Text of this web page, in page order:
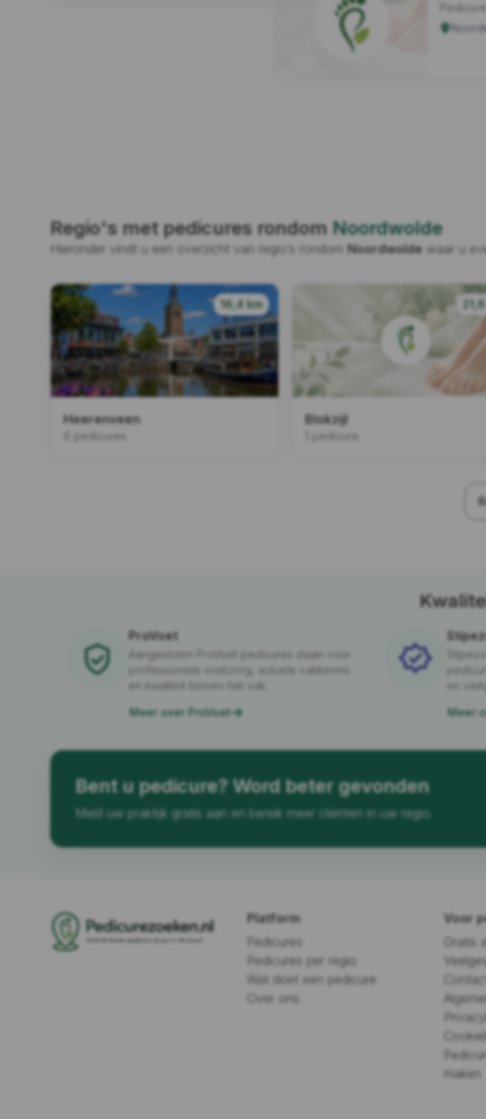
Pedicure
Regio's met pedicures rondom Noordwolde
Hieronder vindt u een overzicht van regio’s rondom Noordwolde waar u
16,4 km
Heerenveen
6 pedicures
Blokzijl
1 pedicure
ProVoet
Aangesloten ProVoet pedicures staan voor
professionele voetzorg, actuele vakkennis
en kwaliteit binnen het vak.
Meer over ProVoet
en
Meer
Bent u pedicure? Word beter gevonden
Meld uw praktijk gratis aan en bereik meer cliënten in uw regio.
Platform
Pedicures
Pedicures per regio
Wat doet een pedicure
Over ons
Voor
Gratis
Contact
maken